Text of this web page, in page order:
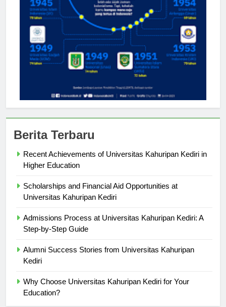
Berita Terbaru
Recent Achievements of Universitas Kahuripan Kediri in
Higher Education
Scholarships and Financial Aid Opportunities at
Universitas Kahuripan Kediri
Admissions Process at Universitas Kahuripan Kediri: A
Step-by-Step Guide
Alumni Success Stories from Universitas Kahuripan
Kediri
Why Choose Universitas Kahuripan Kediri for Your
Education?